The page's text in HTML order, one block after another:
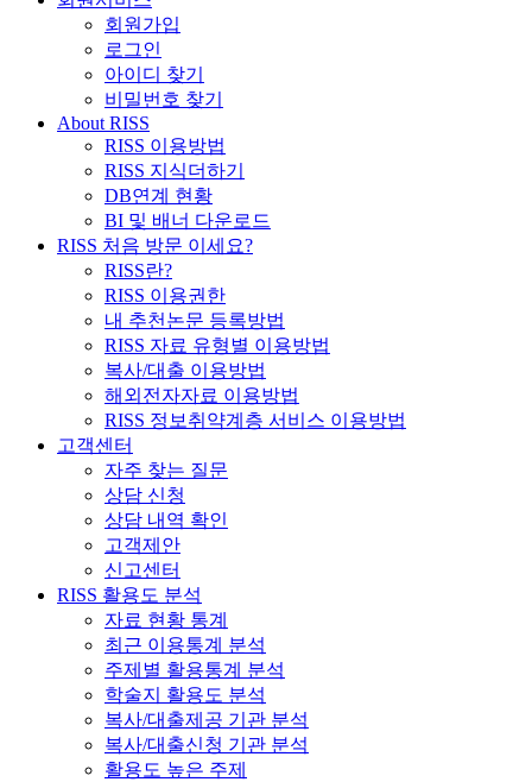
회원가입
로그인
아이디 찾기
비밀번호 찾기
About RISS
RISS 이용방법
RISS 지식더하기
DB연계 현황
BI 및 배너 다운로드
RISS 처음 방문 이세요?
RISS란?
RISS 이용권한
내 추천논문 등록방법
RISS 자료 유형별 이용방법
복사/대출 이용방법
해외전자자료 이용방법
RISS 정보취약계층 서비스 이용방법
고객센터
자주 찾는 질문
상담 신청
상담 내역 확인
고객제안
신고센터
RISS 활용도 분석
자료 현황 통계
최근 이용통계 분석
주제별 활용통계 분석
학술지 활용도 분석
복사/대출제공 기관 분석
복사/대출신청 기관 분석
활용도 높은 주제